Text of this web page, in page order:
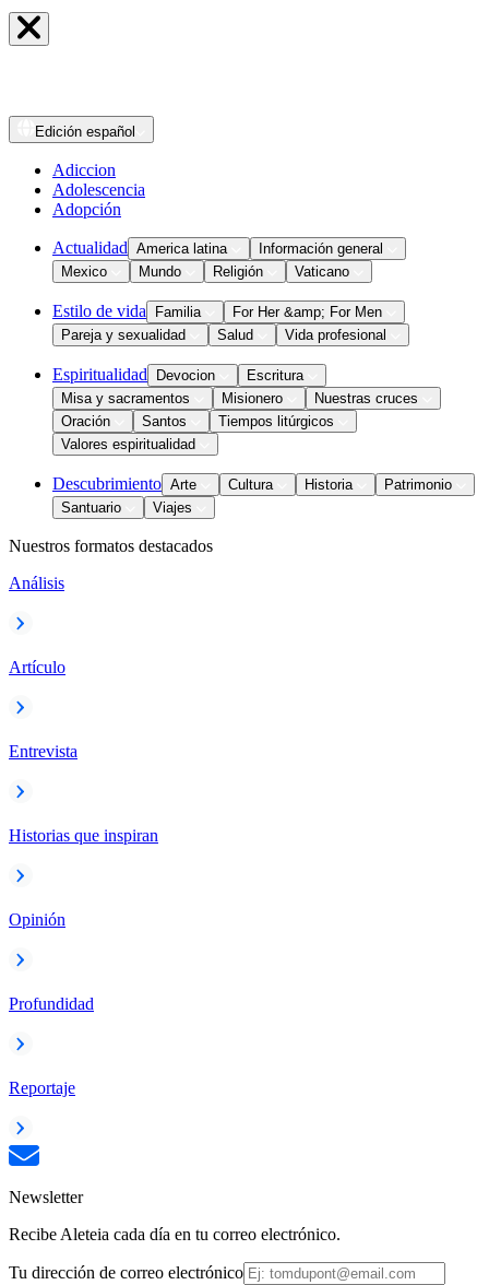
Edición español
Adiccion
Adolescencia
Adopción
Actualidad America latina
Información general
Mexico
Mundo Religión Vaticano
Estilo de vida Familia
For Her &amp; For Men
Pareja y sexualidad
Salud Vida profesional
Espiritualidad Devocion
Escritura
Misa y sacramentos
Misionero
Nuestras cruces
Oración
Santos
Tiempos litúrgicos
Valores espiritualidad
Descubrimiento Arte Cultura Historia
Patrimonio
Santuario
Viajes
Nuestros formatos destacados
Análisis
Artículo
Entrevista
Historias que inspiran
Opinión
Profundidad
Reportaje
Newsletter
Recibe Aleteia cada día en tu correo electrónico.
Tu dirección de correo electrónico